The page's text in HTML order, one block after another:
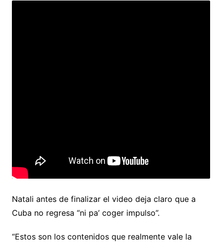
Natali antes de finalizar el video deja claro que a
Cuba no regresa “ni pa’ coger impulso”.
“Estos son los contenidos que realmente vale la